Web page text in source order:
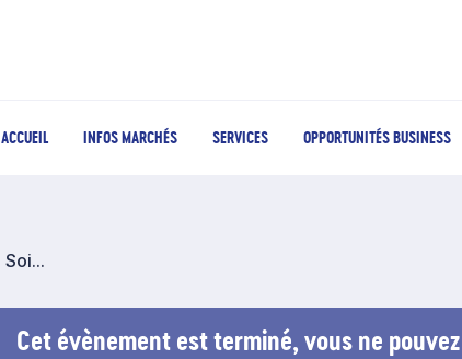
ACCUEIL INFOS MARCHÉS SERVICES OPPORTUNITÉS BUSINESS
Formation export : Soigner les documents export et import
Cet évènement est terminé, vous ne